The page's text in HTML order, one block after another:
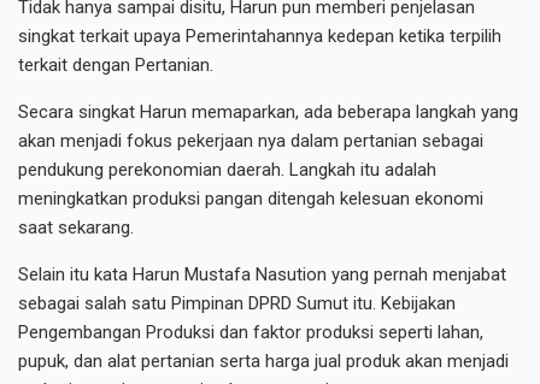
Tidak hanya sampai disitu, Harun pun memberi penjelasan
singkat terkait upaya Pemerintahannya kedepan ketika terpilih
terkait dengan Pertanian.
Secara singkat Harun memaparkan, ada beberapa langkah yang
akan menjadi fokus pekerjaan nya dalam pertanian sebagai
pendukung perekonomian daerah. Langkah itu adalah
meningkatkan produksi pangan ditengah kelesuan ekonomi
saat sekarang.
Selain itu kata Harun Mustafa Nasution yang pernah menjabat
sebagai salah satu Pimpinan DPRD Sumut itu. Kebijakan
Pengembangan Produksi dan faktor produksi seperti lahan,
pupuk, dan alat pertanian serta harga jual produk akan menjadi